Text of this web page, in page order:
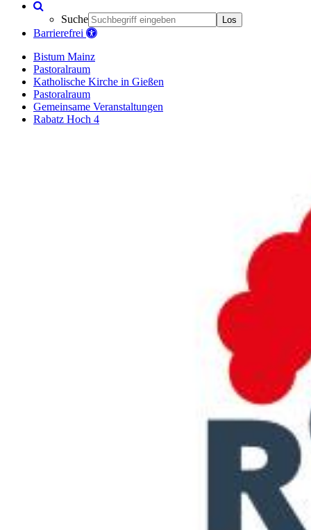
Suche Los
Barrierefrei
Bistum Mainz
Pastoralraum
Katholische Kirche in Gießen
Pastoralraum
Gemeinsame Veranstaltungen
Rabatz Hoch 4